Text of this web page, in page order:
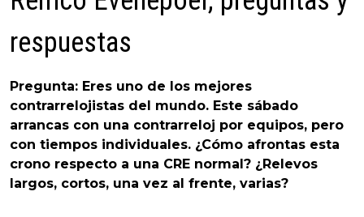
respuestas
Pregunta: Eres uno de los mejores
contrarrelojistas del mundo. Este sábado
arrancas con una contrarreloj por equipos, pero
con tiempos individuales. ¿Cómo afrontas esta
crono respecto a una CRE normal? ¿Relevos
largos, cortos, una vez al frente, varias?